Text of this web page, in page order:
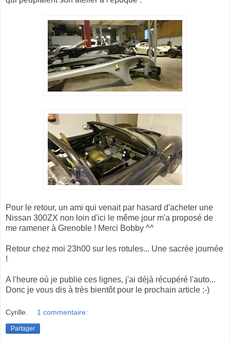
Pour le retour, un ami qui venait par hasard d'acheter une
Nissan 300ZX non loin d'ici le même jour m'a proposé de
me ramener à Grenoble ! Merci Bobby ^^
Retour chez moi 23h00 sur les rotules... Une sacrée journée
!
A l'heure où je publie ces lignes, j'ai déjà récupéré l'auto...
Donc je vous dis à très bientôt pour le prochain article ;-)
Cyrille. 1 commentaire:
Partager